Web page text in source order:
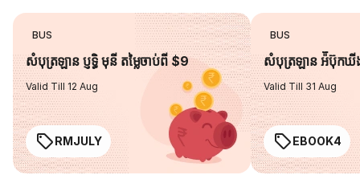
BUS
សំបុត្រឡាន ប្ញទ្ធិ មុនី តម្លៃចាប់ពី $9
Valid Till 12 Aug
RMJULY
BUS
សំបុត្រឡាន អ៉ីប៊ុកឃី
Valid Till 31 Aug
EBOOK4